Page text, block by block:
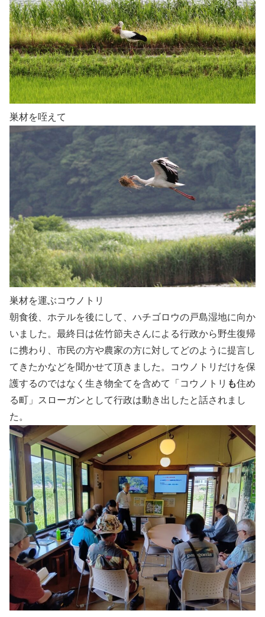
巣材を咥えて
巣材を運ぶコウノトリ
朝食後、ホテルを後にして、ハチゴロウの戸島湿地に向か
いました。最終日は佐竹節夫さんによる行政から野生復帰
に携わり、市民の方や農家の方に対してどのように提言し
てきたかなどを聞かせて頂きました。コウノトリだけを保
護するのではなく生き物全てを含めて「コウノトリ も住め
る町」スローガンとして行政は動き出したと話されまし
た。